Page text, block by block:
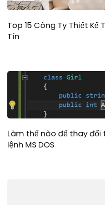
Top 15 Công Ty Thiết Kế
Tín
Làm thế nào để thay
lệnh MS DOS